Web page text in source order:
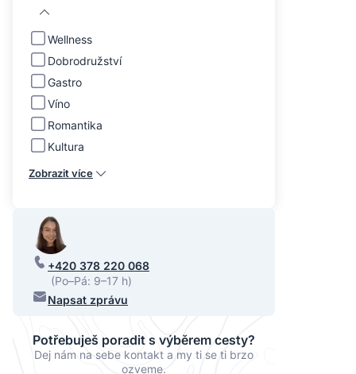
Wellness
Dobrodružství
Gastro
Víno
Romantika
Kultura
Zobrazit více
+420 378 220 068
(Po–Pá: 9–17 h)
Napsat zprávu
Potřebuješ poradit s výběrem cesty?
Dej nám na sebe kontakt a my ti se ti brzo
ozveme.